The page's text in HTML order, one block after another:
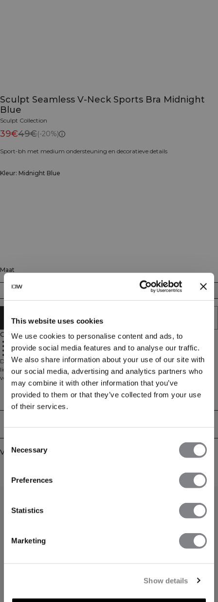
This website uses cookies
We use cookies to personalise content and ads, to
provide social media features and to analyse our traffic.
We also share information about your use of our site with
our social media, advertising and analytics partners who
may combine it with other information that you’ve
provided to them or that they’ve collected from your use
of their services.
Consent
Selection
Necessary
Preferences
Statistics
Marketing
Show details
Sculpt Seamless V-Neck Sports Bra Midnight
Blue
Sculpt Collection
39€49€(-20%)
Sport-bh met medium ondersteuning en decoratieve details
Kleur: Midnight Blue
Maat
XS XL XXL
AAN WINKELWAGENTJE TOEVOEGEN
Omschrijving
90% Polyamide, 10% Elastaan
Naadloze constructie
Medium ondersteuning
Uitneembare cups
De Sculpt Seamless V-neck Sports Bra maakt deel uit van onze
lichaamsvormende Sculpt Seamless Collectie, ontworpen om je natuurlijke
vorm te versterken en je te ondersteunen tijdens elke workout. Deze sport-bh
met V-hals heeft gekruiste bandjes op de rug voor een stijlvolle look en een
decoratief keyhole-detail. Gemaakt van een lichtgewicht, naadloze jersey
blend, biedt hij medium ondersteuning en bevat uitneembare cups voor
aanpasbaar comfort. De naadloze constructie zorgt voor een gladde
Polyamide, 10% Spandex.
Technische aspecten
Vergelijkbare producten